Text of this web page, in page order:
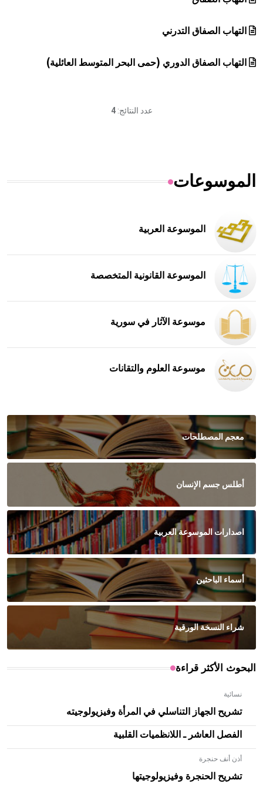
التهاب الصفاق التدرني
التهاب الصفاق الدوري (حمى البحر المتوسط العائلية)
عدد النتائج:4
الموسوعات
الموسوعة العربية
الموسوعة القانونية المتخصصة
موسوعة الآثار في سورية
موسوعة العلوم والتقانات
معجم المصطلحات
أطلس جسم الإنسان
اصدارات الموسوعة العربية
أسماء الباحثين
شراء النسخة الورقية
البحوث الأكثر قراءة
نسائية
تشريح الجهاز التناسلي في المرأة وفيزيولوجيته
الفصل العاشر ـ اللانظميات القلبية
أذن أنف حنجرة
تشريح الحنجرة وفيزيولوجيتها